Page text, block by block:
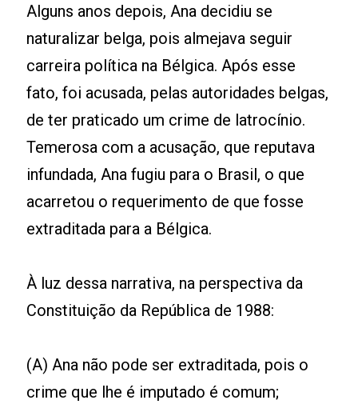
Alguns anos depois, Ana decidiu se
naturalizar belga, pois almejava seguir
carreira política na Bélgica. Após esse
fato, foi acusada, pelas autoridades belgas,
de ter praticado um crime de latrocínio.
Temerosa com a acusação, que reputava
infundada, Ana fugiu para o Brasil, o que
acarretou o requerimento de que fosse
extraditada para a Bélgica.
À luz dessa narrativa, na perspectiva da
Constituição da República de 1988:
(A) Ana não pode ser extraditada, pois o
crime que lhe é imputado é comum;